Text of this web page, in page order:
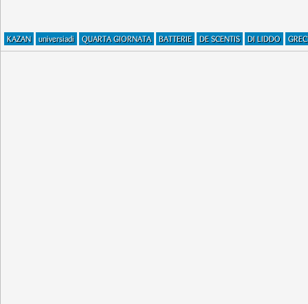
KAZAN universiadi QUARTA GIORNATA BATTERIE DE SCENTIS DI LIDDO